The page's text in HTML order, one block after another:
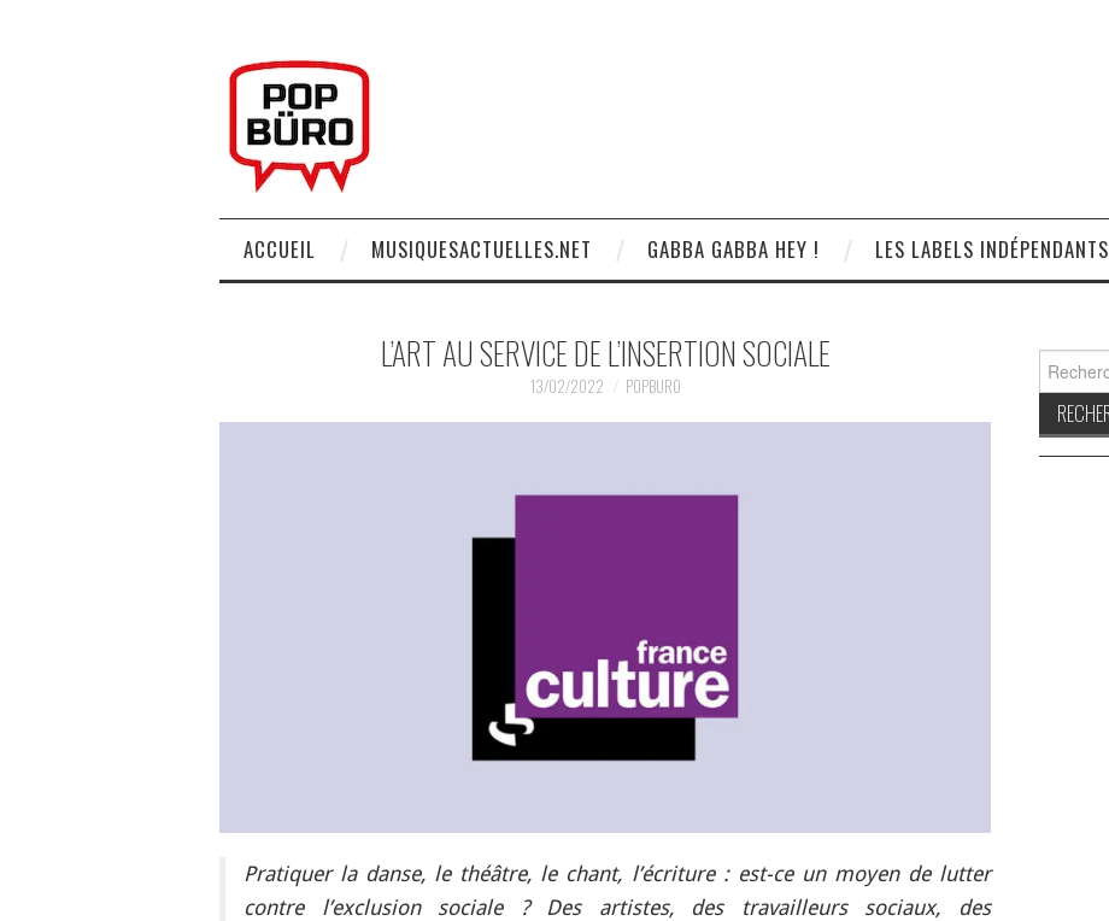
ACCUEIL MUSIQUESACTUELLES.NET GABBA GABBA HEY ! LES LABELS INDÉPENDANTS
L’ART AU SERVICE DE L’INSERTION SOCIALE
13/02/2022 POPBURO
Pratiquer la danse, le théâtre, le chant, l’écriture : est-ce un moyen de lutter
contre l’exclusion sociale ? Des artistes, des travailleurs sociaux, des